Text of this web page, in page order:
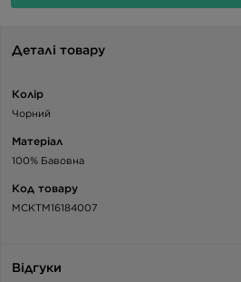
Деталі товару
Колір
Чорний
Матеріал
100% Бавовна
Код товару
MCKTM16184007
Відгуки